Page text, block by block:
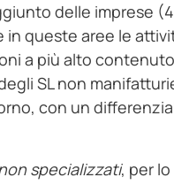
delle imprese
queste aree le
a più alto
SL non
con un
specializzati, per